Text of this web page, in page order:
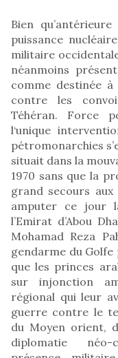
Bien
puissance
militaire
néanmoins
comme destinée
contre les
Téhéran. Force
l‘unique
pétromonarchies
situait dans la
1970 sans que la
grand secours
amputer ce jour
l’Emirat d’Abou
Mohamad Reza
gendarme du
que les princes
sur injonction
régional qui leur
guerre contre le
du Moyen orient,
diplomatie néo-